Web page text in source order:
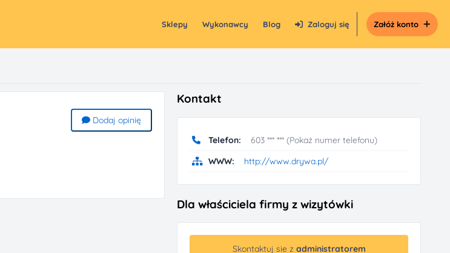
Sklepy Wykonawcy Blog Zaloguj się Załóż konto
Dodaj opinię
Kontakt
Telefon:
603 *** *** (Pokaż numer telefonu)
WWW:
http://www.drywa.pl/
Dla właściciela firmy z wizytówki
Skontaktuj sie z administratorem